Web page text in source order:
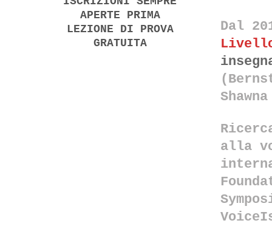
Dal
alla
APERTE PRIMA
LEZIONE DI PROVA
GRATUITA